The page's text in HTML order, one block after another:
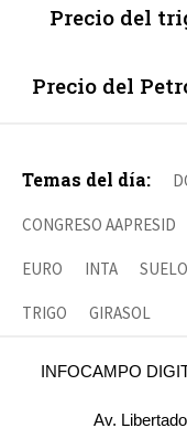
Precio del
Precio del
Temas del día:
CONGRESO AAPRESID
EURO INTA
TRIGO GIRASOL
INFOCAMPO
Av.